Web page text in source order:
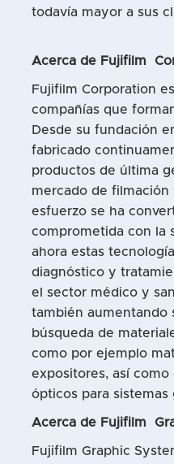
todavía mayor
Acerca de Fujifilm
Fujifilm Corporation
compañías que
Desde su fundación
fabricado
productos de última
mercado de
esfuerzo se ha
comprometida con la
ahora estas
diagnóstico y
el sector médico y
también aumentando
búsqueda de
como por ejemplo
expositores, así
ópticos para sistemas
Acerca de Fujifilm
Fujifilm Graphic